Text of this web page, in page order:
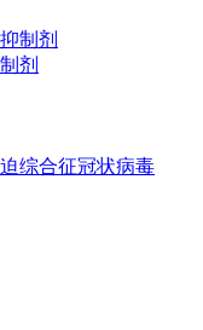
制剂
剂
综合征冠状病毒